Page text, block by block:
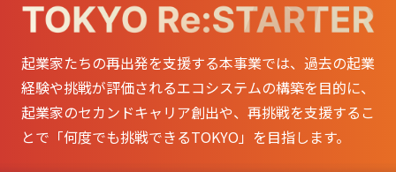
起業家たちの再出発を支援する本事業では、過去の起業
経験や挑戦が評価されるエコシステムの構築を目的に、
起業家のセカンドキャリア創出や、再挑戦を支援するこ
とで「何度でも挑戦できるTOKYO」を目指します。